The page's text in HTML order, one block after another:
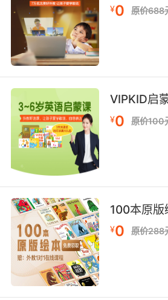
“阿凡提”是老师、有知识
身、欢乐的化身。阿凡提这
在反抗斗争中塑造出来的一
劳、勇敢、幽默、乐观，充满
有时也会犯糊涂，做出让人发
上，我们能看到劳动人民的品
情，甚至能看到自己或身边
《阿凡提的故事》深受人们
因。
纯真童趣篇
一道难题
一年以后
平分
¥0 原价688
VIPKID启
¥0 原价100
100本原版
¥0 原价288